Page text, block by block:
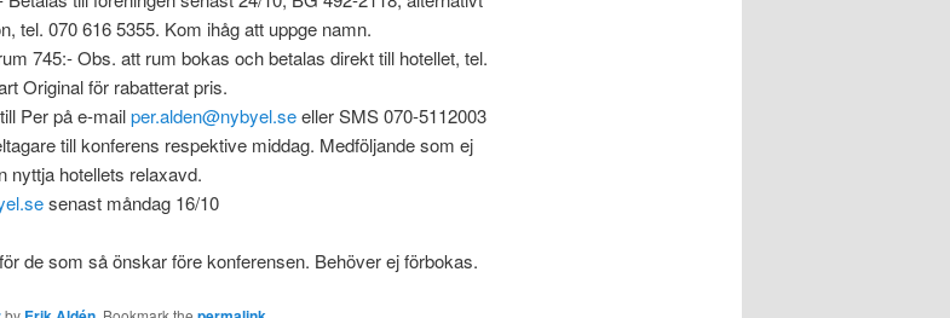
tel. 070 616 5355. Kom ihåg att uppge namn.
745:- Obs. att rum bokas och betalas direkt till hotellet, tel.
Original för rabatterat pris.
Per på e-mailper.alden@nybyel.seeller SMS 070-5112003
till konferens respektive middag. Medföljande som ej
nyttja hotellets relaxavd.
senast måndag 16/10
de som så önskar före konferensen. Behöver ej förbokas.